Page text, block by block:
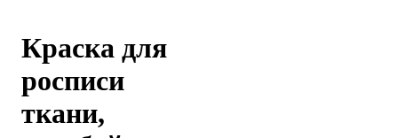
Краска для
росписи
ткани,